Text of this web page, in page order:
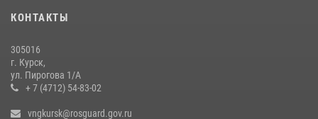
Центральный округ Росгвардии отмечает 105-летие
15 июля 2026, 10:00
КОНТАКТЫ
305016
г. Курск,
ул. Пирогова 1/А
+ 7 (4712) 54-83-02
vngkursk@rosguard.gov.ru